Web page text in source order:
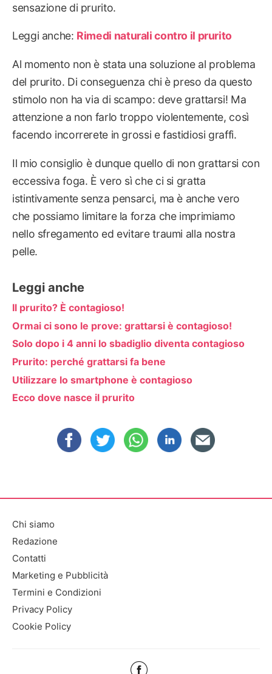
sensazione di prurito.
Leggi anche: Rimedi naturali contro il prurito
Al momento non è stata una soluzione al problema
del prurito. Di conseguenza chi è preso da questo
stimolo non ha via di scampo: deve grattarsi! Ma
attenzione a non farlo troppo violentemente, così
facendo incorrerete in grossi e fastidiosi graffi.
Il mio consiglio è dunque quello di non grattarsi con
eccessiva foga. È vero sì che ci si gratta
istintivamente senza pensarci, ma è anche vero
che possiamo limitare la forza che imprimiamo
nello sfregamento ed evitare traumi alla nostra
pelle.
Leggi anche
Il prurito? È contagioso!
Ormai ci sono le prove: grattarsi è contagioso!
Solo dopo i 4 anni lo sbadiglio diventa contagioso
Prurito: perché grattarsi fa bene
Utilizzare lo smartphone è contagioso
Ecco dove nasce il prurito
Chi siamo
Redazione
Contatti
Marketing e Pubblicità
Termini e Condizioni
Privacy Policy
Cookie Policy